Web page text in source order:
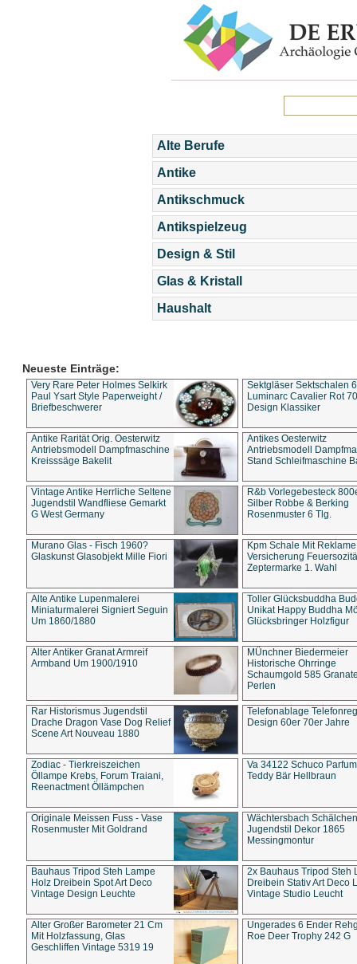
Alte Berufe
Antike
Antikschmuck
Antikspielzeug
Design & Stil
Glas & Kristall
Haushalt
Neueste Einträge:
Very Rare Peter Holmes Selkirk
Paul Ysart Style Paperweight /
Briefbeschwerer
Sektgläser Sektschalen
Luminarc Cavalier Rot
Design Klassiker
Antike Rarität Orig. Oesterwitz
Antriebsmodell Dampfmaschine
Kreisssäge Bakelit
Antikes Oesterwitz
Antriebsmodell
Stand Schleifmaschine
Vintage Antike Herrliche Seltene
Jugendstil Wandfliese Gemarkt
G West Germany
R&b Vorlegebesteck
Silber Robbe & Berking
Rosenmuster 6 Tlg.
Murano Glas - Fisch 1960?
Glaskunst Glasobjekt Mille Fiori
Kpm Schale Mit Reklame
Versicherung
Zeptermarke 1. Wahl
Alte Antike Lupenmalerei
Miniaturmalerei Signiert Seguin
Um 1860/1880
Toller Glücksbuddha
Unikat Happy Buddha
Glücksbringer Holzfigur
Alter Antiker Granat Armreif
Armband Um 1900/1910
MÜnchner Biedermeier
Historische Ohrringe
Schaumgold 585
Perlen
Rar Historismus Jugendstil
Drache Dragon Vase Dog Relief
Scene Art Nouveau 1880
Telefonablage
Design 60er 70er Jahre
Zodiac - Tierkreiszeichen
Öllampe Krebs, Forum Traiani,
Reenactment Öllämpchen
Va 34122 Schuco
Teddy Bär Hellbraun
Originale Meissen Fuss - Vase
Rosenmuster Mit Goldrand
Wächtersbach Schälchen
Jugendstil Dekor 1865
Messingmontur
Bauhaus Tripod Steh Lampe
Holz Dreibein Spot Art Deco
Vintage Design Leuchte
2x Bauhaus Tripod Steh
Dreibein Stativ Art Deco
Vintage Studio Leucht
Alter Großer Barometer 21 Cm
Mit Holzfassung, Glas
Geschliffen Vintage 5319 19
Ungerades 6 Ender
Roe Deer Trophy 242 G